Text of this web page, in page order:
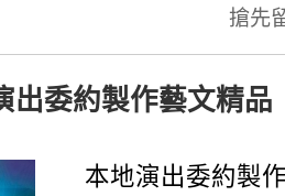
搶先
出委約製作藝文精品
本地演出委約製